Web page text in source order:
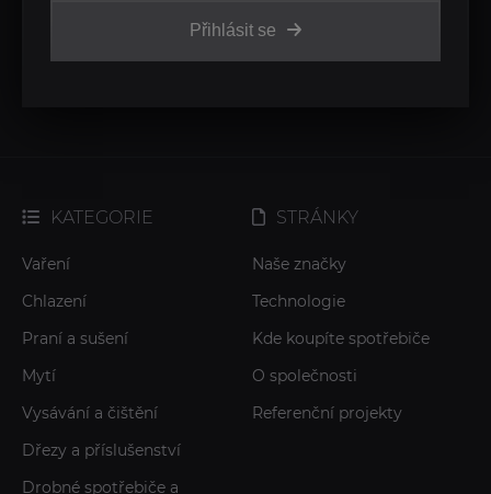
Přihlásit se
KATEGORIE
Vaření
Chlazení
Praní a sušení
Mytí
Vysávání a čištění
Dřezy a příslušenství
Drobné spotřebiče a
STRÁNKY
Naše značky
Technologie
Kde koupíte spotřebiče
O společnosti
Referenční projekty